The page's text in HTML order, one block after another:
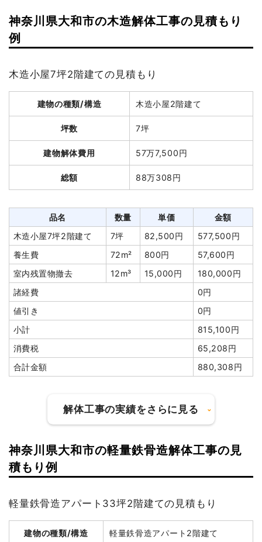
神奈川県大和市の木造解体工事の見積もり
例
木造小屋7坪2階建ての見積もり
建物の種類/構造 木造小屋2階建て
坪数 7坪
建物解体費用 57万7,500円
総額 88万308円
品名 数量 単価
金額
木造小屋7坪2階建て
7坪 82,500円
577,500円
養生費
72m² 800円
57,600円
室内残置物撤去
12m³ 15,000円
180,000円
諸経費
0円
値引き
0円
小計
815,100円
消費税
65,208円
合計金額
880,308円
解体工事の実績をさらに見る
建物の種類/構造
建物解体費用 15万7,500円
総額 41万4,180円
神奈川県大和市の軽量鉄骨造解体工事の見
積もり例
軽量鉄骨造アパート33坪2階建ての見積もり
建物の種類/構造 軽量鉄骨造アパート2階建て